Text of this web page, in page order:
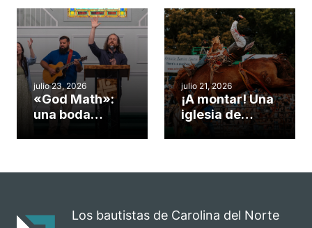
Cary se
convirtió en un
insólito campo
misionero te
cuento
obra de Dios
durante la
Semana
ServeNC
julio 23, 2026
«God Math»:
una boda
celebra el
julio 21, 2026
¡A montar! Una
iglesia de
rodeo anual en
para el
Los bautistas de Carolina del Norte